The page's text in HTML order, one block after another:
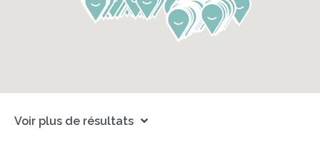
Voir plus de résultats